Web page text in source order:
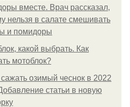
вместе. Врач рассказал,
нельзя в салате смешивать
и помидоры
какой выбрать. Как
мотоблок?
сажать озимый чеснок в 2022
статьи в новую